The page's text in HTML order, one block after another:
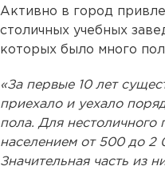
Активно в город
столичных учебных
которых было много
«За первые 10 лет
приехало и уехало
пола. Для нестоличного
населением от 500 до 2
Значительная часть из